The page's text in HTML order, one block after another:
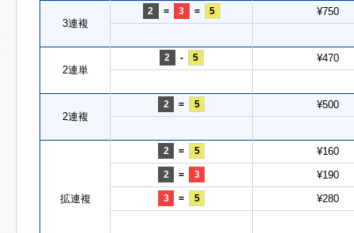
3連複
2 = 3 = 5 ¥750
2連単
2 - 5 ¥470
2連複
2 = 5 ¥500
拡連複
2 = 5 ¥160
2 = 3 ¥190
3 = 5 ¥280